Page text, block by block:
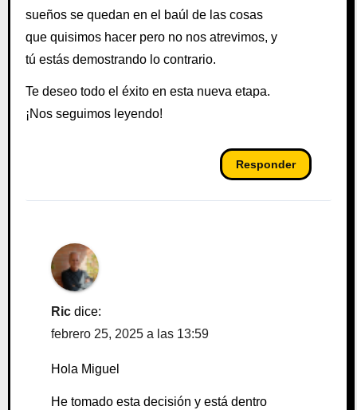
sueños se quedan en el baúl de las cosas
que quisimos hacer pero no nos atrevimos, y
tú estás demostrando lo contrario.
Te deseo todo el éxito en esta nueva etapa.
¡Nos seguimos leyendo!
Responder
Ric dice:
febrero 25, 2025 a las 13:59
Hola Miguel
He tomado esta decisión y está dentro